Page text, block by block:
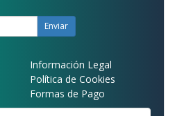
Enviar
Información Legal
Política de Cookies
Formas de Pago